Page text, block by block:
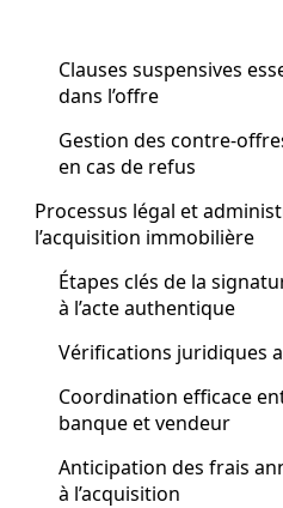
Clauses suspensives
dans l’offre
Gestion des contre-
en cas de refus
Processus légal et
l’acquisition immobilière
Étapes clés de la
à l’acte authentique
Vérifications juridiques
Coordination efficace
banque et vendeur
Anticipation des frais
à l’acquisition